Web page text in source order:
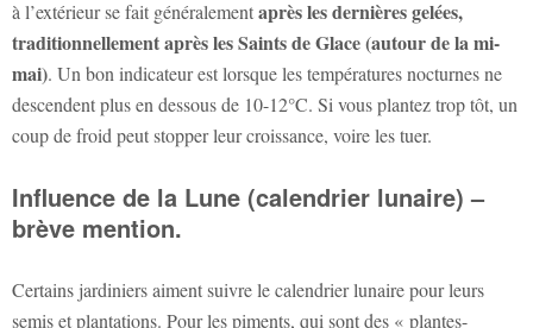
à l’extérieur se fait généralementaprès les dernières gelées,
traditionnellement après les Saints de Glace (autour de la mi-
mai). Un bon indicateur est lorsque les températures nocturnes ne
descendent plus en dessous de 10-12°C. Si vous plantez trop tôt, un
coup de froid peut stopper leur croissance, voire les tuer.
Influence de la Lune (calendrier lunaire) –
brève mention.
Certains jardiniers aiment suivre le calendrier lunaire pour leurs
semis et plantations. Pour les piments, qui sont des « plantes-